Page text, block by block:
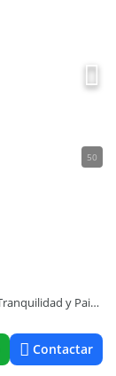
50
Casa en Villa Elena, Merlo, San Luis: ¡Un Paraíso de Tranquilidad y Paisajes Únicos!
Contactar